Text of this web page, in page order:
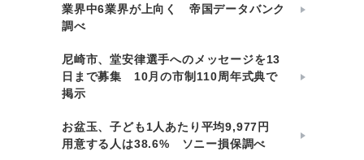
業界中6業界が上向く 帝国データバンク
調べ
尼崎市、堂安律選手へのメッセージを13
日まで募集 10月の市制110周年式典で
掲示
お盆玉、子ども1人あたり平均9,977円
用意する人は38.6% ソニー損保調べ